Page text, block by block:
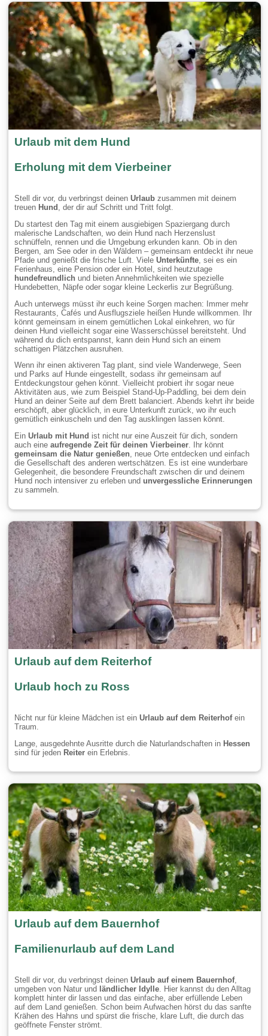
Urlaub mit dem Hund
Erholung mit dem Vierbeiner
Stell dir vor, du verbringst deinenUrlaub zusammen mit deinem
treuen Hund
, der dir auf Schritt und Tritt folgt.
Du startest den Tag mit einem ausgiebigen Spaziergang durch
malerische Landschaften, wo dein Hund nach Herzenslust
schnüffeln, rennen und die Umgebung erkunden kann. Ob in den
Bergen, am See oder in den Wäldern – gemeinsam entdeckt ihr neue
Pfade und genießt die frische Luft. VieleUnterkünfte , sei es ein
Ferienhaus, eine Pension oder ein Hotel, sind heutzutage
hundefreundlich und bieten Annehmlichkeiten wie spezielle
Hundebetten, Näpfe oder sogar kleine Leckerlis zur Begrüßung.
Auch unterwegs müsst ihr euch keine Sorgen machen: Immer mehr
Restaurants, Cafés und Ausflugsziele heißen Hunde willkommen. Ihr
könnt gemeinsam in einem gemütlichen Lokal einkehren, wo für
deinen Hund vielleicht sogar eine Wasserschüssel bereitsteht. Und
während du dich entspannst, kann dein Hund sich an einem
schattigen Plätzchen ausruhen.
Wenn ihr einen aktiveren Tag plant, sind viele Wanderwege, Seen
und Parks auf Hunde eingestellt, sodass ihr gemeinsam auf
Entdeckungstour gehen könnt. Vielleicht probiert ihr sogar neue
Aktivitäten aus, wie zum Beispiel Stand-Up-Paddling, bei dem dein
Hund an deiner Seite auf dem Brett balanciert. Abends kehrt ihr beide
erschöpft, aber glücklich, in eure Unterkunft zurück, wo ihr euch
gemütlich einkuscheln und den Tag ausklingen lassen könnt.
EinUrlaub mit Hund ist nicht nur eine Auszeit für dich, sondern
auch eineaufregende Zeit für deinen Vierbeiner. Ihr könnt
gemeinsam die Natur genießen, neue Orte entdecken und einfach
die Gesellschaft des anderen wertschätzen. Es ist eine wunderbare
Gelegenheit, die besondere Freundschaft zwischen dir und deinem
Hund noch intensiver zu erleben undunvergessliche Erinnerungen
zu sammeln.
Urlaub auf dem Reiterhof
Urlaub hoch zu Ross
Nicht nur für kleine Mädchen ist einUrlaub auf dem Reiterhofein
Traum.
Lange, ausgedehnte Ausritte durch die Naturlandschaften in Hessen
sind für jeden Reiter ein Erlebnis.
Urlaub auf dem Bauernhof
Familienurlaub auf dem Land
Stell dir vor, du verbringst deinenUrlaub auf einem Bauernhof,
umgeben von Natur und ländlicher Idylle. Hier kannst du den Alltag
komplett hinter dir lassen und das einfache, aber erfüllende Leben
auf dem Land genießen. Schon beim Aufwachen hörst du das sanfte
Krähen des Hahns und spürst die frische, klare Luft, die durch das
geöffnete Fenster strömt.